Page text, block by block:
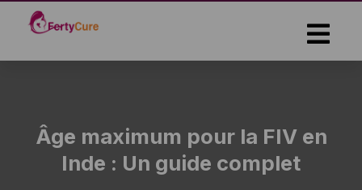
Âge maximum pour la FIV en
Inde : Un guide complet